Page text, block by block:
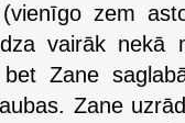
zem
vairāk nekā
Zane
Zane